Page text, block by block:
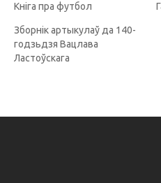
Кніга пра футбол
Зборнік артыкулаў да 140-
годзьдзя Вацлава
Ластоўскага